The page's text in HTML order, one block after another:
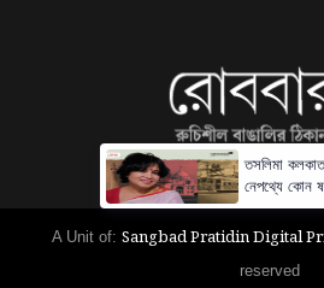
A Unit of: Sangbad Pratidin Digital
reserved
তসলিমা
নেপথ্যে কোন